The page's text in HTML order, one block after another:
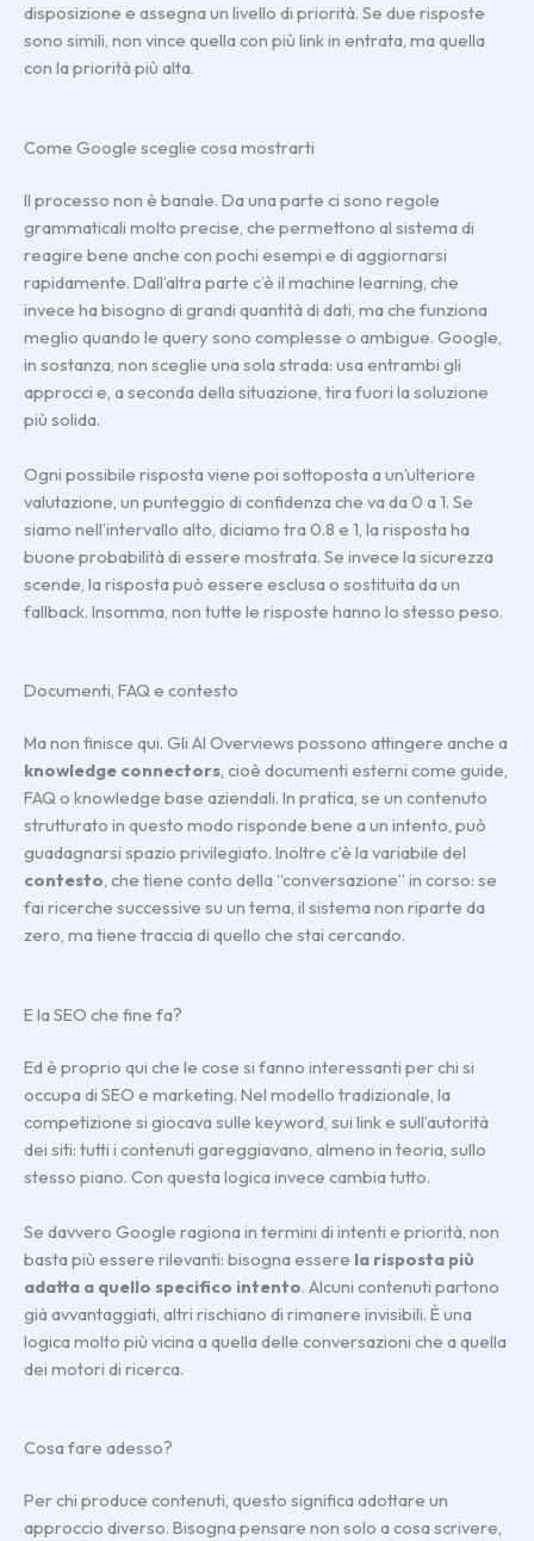
disposizione e assegna un livello di priorità. Se due risposte
sono simili, non vince quella con più link in entrata, ma quella
con la priorità più alta.
Come Google sceglie cosa mostrarti
Il processo non è banale. Da una parte ci sono regole
grammaticali molto precise, che permettono al sistema di
reagire bene anche con pochi esempi e di aggiornarsi
rapidamente. Dall’altra parte c’è il machine learning, che
invece ha bisogno di grandi quantità di dati, ma che funziona
meglio quando le query sono complesse o ambigue. Google,
in sostanza, non sceglie una sola strada: usa entrambi gli
approcci e, a seconda della situazione, tira fuori la soluzione
più solida.
Ogni possibile risposta viene poi sottoposta a un’ulteriore
valutazione, un punteggio di confidenza che va da 0 a 1. Se
siamo nell’intervallo alto, diciamo tra 0.8 e 1, la risposta ha
buone probabilità di essere mostrata. Se invece la sicurezza
scende, la risposta può essere esclusa o sostituita da un
fallback. Insomma, non tutte le risposte hanno lo stesso peso.
Documenti, FAQ e contesto
Ma non finisce qui. Gli AI Overviews possono attingere anche a
knowledge connectors, cioè documenti esterni come guide,
FAQ o knowledge base aziendali. In pratica, se un contenuto
strutturato in questo modo risponde bene a un intento, può
guadagnarsi spazio privilegiato. Inoltre c’è la variabile del
contesto, che tiene conto della “conversazione” in corso: se
fai ricerche successive su un tema, il sistema non riparte da
zero, ma tiene traccia di quello che stai cercando.
E la SEO che fine fa?
Ed è proprio qui che le cose si fanno interessanti per chi si
occupa di SEO e marketing. Nel modello tradizionale, la
competizione si giocava sulle keyword, sui link e sull’autorità
dei siti: tutti i contenuti gareggiavano, almeno in teoria, sullo
stesso piano. Con questa logica invece cambia tutto.
Se davvero Google ragiona in termini di intenti e priorità, non
basta più essere rilevanti: bisogna essere la risposta più
adatta a quello specifico intento. Alcuni contenuti partono
già avvantaggiati, altri rischiano di rimanere invisibili. È una
logica molto più vicina a quella delle conversazioni che a quella
dei motori di ricerca.
Cosa fare adesso?
Per chi produce contenuti, questo significa adottare un
approccio diverso. Bisogna pensare non solo a cosa scrivere,